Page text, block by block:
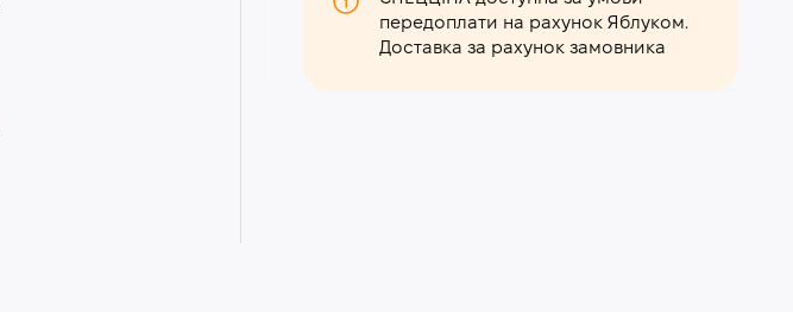
передоплати на рахунок Яблуком.
Доставка за рахунок замовника